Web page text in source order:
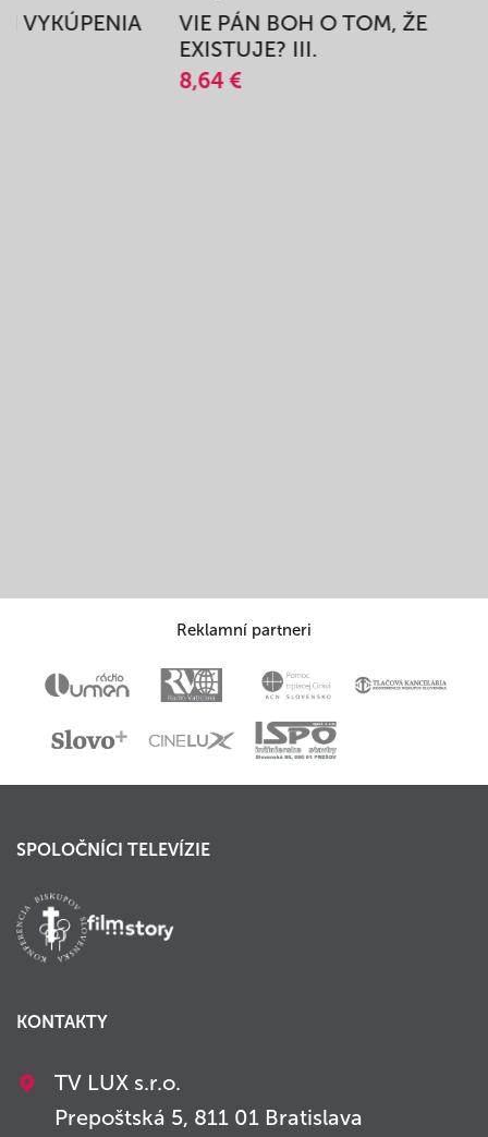
VYKÚPENIA
VIE PÁN BOH O TOM, ŽE
EXISTUJE? III.
8,64 €
Reklamní partneri
SPOLOČNÍCI TELEVÍZIE
KONTAKTY
TV LUX s.r.o.
Prepoštská 5, 811 01 Bratislava